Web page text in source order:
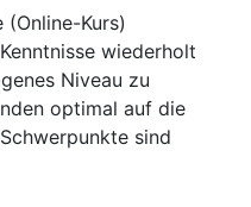
Kurs)
wiederholt
Niveau zu
optimal auf die
sind